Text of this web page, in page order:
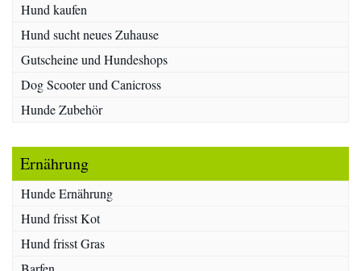
Hund kaufen
Hund sucht neues Zuhause
Gutscheine und Hundeshops
Dog Scooter und Canicross
Hunde Zubehör
Ernährung
Hunde Ernährung
Hund frisst Kot
Hund frisst Gras